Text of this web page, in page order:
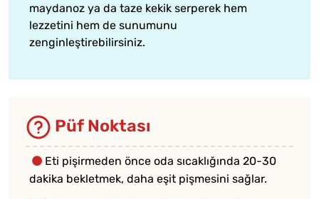
maydanoz ya da taze kekik serperek hem
lezzetini hem de sunumunu
zenginleştirebilirsiniz.
Püf Noktası
Eti pişirmeden önce oda sıcaklığında 20-30
dakika bekletmek, daha eşit pişmesini sağlar.